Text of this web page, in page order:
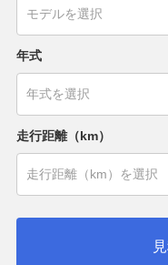
年式
走行距離（km）